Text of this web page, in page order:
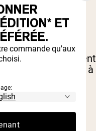
calorique et
cet entraînement
cardio – à la fois à
ET
commande qu'aux